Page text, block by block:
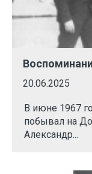
20.06.2025
В июне 1967
побывал на
Александр...